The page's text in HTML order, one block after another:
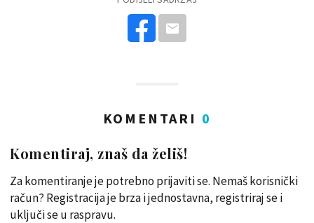
KOMENTARI 0
Komentiraj, znaš da želiš!
Za komentiranje je potrebno prijaviti se. Nemaš korisnički
račun? Registracija je brza i jednostavna, registriraj se i
uključi se u raspravu.